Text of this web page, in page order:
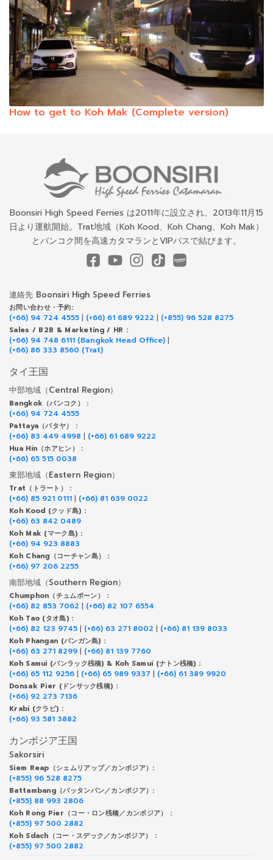
How to get to Koh Mak (Complete version)
Boonsiri High Speed Ferries は2011年に設立され、2013年11月15
日より運航開始。Trat地域（Koh Kood、Koh Chang、Koh Mak）
とバンコク間を高速カタマランとVIPバスで結びます。
連絡先 Boonsiri High Speed Ferries
お問い合わせ・予約:
(+66) 94 724 4555 | (+66) 61 689 9222 | (+855) 96 528 8275
Sales / B2B & Marketing / HR :
(+66) 94 748 6111 (Bangkok Head Office) |
(+66) 86 333 8560 (Trat)
タイ王国
中部地域（Central Region）
Bangkok（バンコク） :
(+66) 94 724 4555
Pattaya（パタヤ） :
(+66) 83 449 4998 | (+66) 61 689 9222
Hua Hin（ホアヒン） :
(+66) 65 515 0038
東部地域（Eastern Region）
Trat（トラート） :
(+66) 85 921 0111 | (+66) 81 639 0022
Koh Kood (クッド島) :
(+66) 63 842 0489
Koh Mak (マーク島) :
(+66) 94 923 8883
Koh Chang（コーチャン島） :
(+66) 97 206 2255
南部地域（Southern Region）
Chumphon（チュムポーン） :
(+66) 82 853 7062 | (+66) 82 107 6554
Koh Tao (タオ島) :
(+66) 82 123 9745 | (+66) 63 271 8002 | (+66) 81 139 8033
Koh Phangan (パンガン島) :
(+66) 63 271 8299 | (+66) 81 139 7760
Koh Samui (バンラック桟橋) & Koh Samui (ナトン桟橋) :
(+66) 65 112 9256 | (+66) 65 989 9337 | (+66) 61 389 9920
Donsak Pier (ドンサック桟橋) :
(+66) 92 273 7136
Krabi (クラビ) :
(+66) 93 581 3882
カンボジア王国
Sakorsiri
Siem Reap（シェムリアップ／カンボジア）:
(+855) 96 528 8275
Battambang（バッタンバン／カンボジア）:
(+855) 88 993 2806
Koh Rong Pier（コー・ロン桟橋／カンボジア） :
(+855) 97 500 2882
Koh Sdach（コー・スデック／カンボジア） :
(+855) 97 500 2882